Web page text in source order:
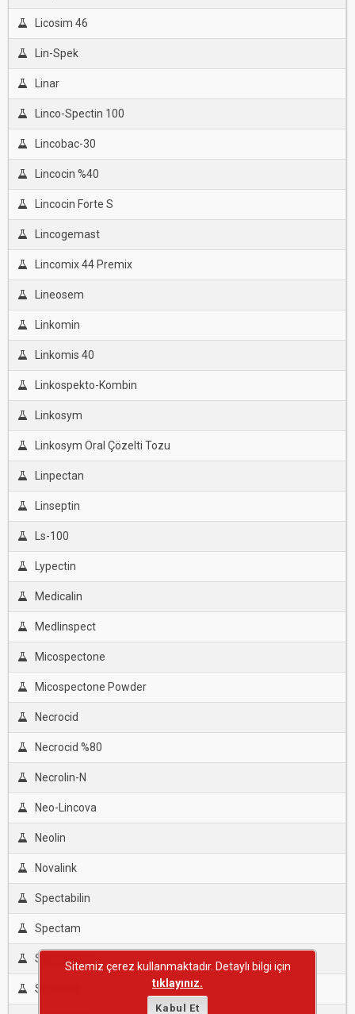
Licosim 46
Lin-Spek
Linar
Linco-Spectin 100
Lincobac-30
Lincocin %40
Lincocin Forte S
Lincogemast
Lincomix 44 Premix
Lineosem
Linkomin
Linkomis 40
Linkospekto-Kombin
Linkosym
Linkosym Oral Çözelti Tozu
Linpectan
Linseptin
Ls-100
Lypectin
Medicalin
Medlinspect
Micospectone
Micospectone Powder
Necrocid
Necrocid %80
Necrolin-N
Neo-Lincova
Neolin
Novalink
Spectabilin
Spectam
Spectinomis
Spectolin
Sitemiz çerez kullanmaktadır. Detaylı bilgi için
tıklayınız.
Kabul Et